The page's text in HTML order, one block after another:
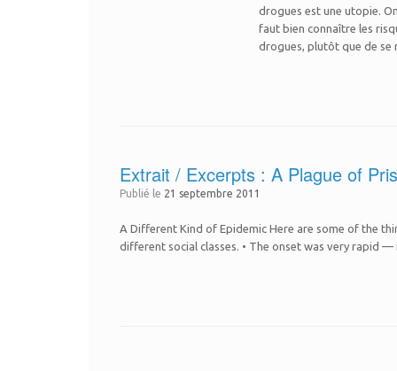
drogues est une utopie.
faut bien connaître les
drogues, plutôt que de se
Extrait / Excerpts : A Plague of
Publié le 21 septembre 2011
A Different Kind of Epidemic Here are some of the
different social classes. • The onset was very rapid